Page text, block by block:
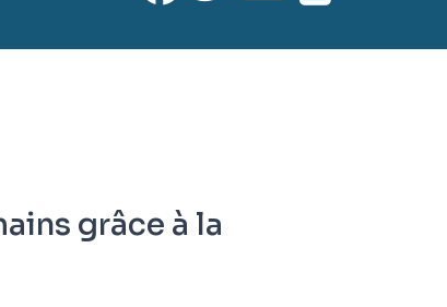
grâce à la